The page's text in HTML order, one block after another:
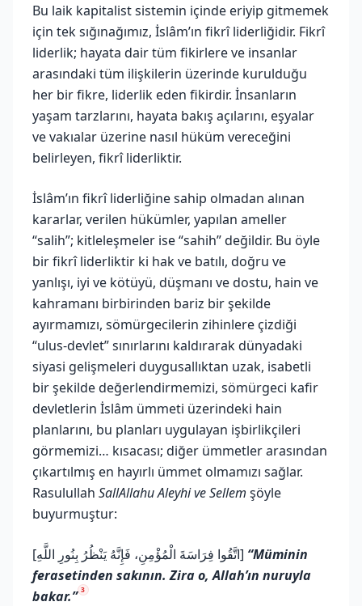
Bu laik kapitalist sistemin içinde eriyip gitmemek
için tek sığınağımız, İslâm’ın fikrî liderliğidir. Fikrî
liderlik; hayata dair tüm fikirlere ve insanlar
arasındaki tüm ilişkilerin üzerinde kurulduğu
her bir fikre, liderlik eden fikirdir. İnsanların
yaşam tarzlarını, hayata bakış açılarını, eşyalar
ve vakıalar üzerine nasıl hüküm vereceğini
belirleyen, fikrî liderliktir.
İslâm’ın fikrî liderliğine sahip olmadan alınan
kararlar, verilen hükümler, yapılan ameller
“salih”; kitleleşmeler ise “sahih” değildir. Bu öyle
bir fikrî liderliktir ki hak ve batılı, doğru ve
yanlışı, iyi ve kötüyü, düşmanı ve dostu, hain ve
kahramanı birbirinden bariz bir şekilde
ayırmamızı, sömürgecilerin zihinlere çizdiği
“ulus-devlet” sınırlarını kaldırarak dünyadaki
siyasi gelişmeleri duygusallıktan uzak, isabetli
bir şekilde değerlendirmemizi, sömürgeci kafir
devletlerin İslâm ümmeti üzerindeki hain
planlarını, bu planları uygulayan işbirlikçileri
görmemizi… kısacası; diğer ümmetler arasından
çıkartılmış en hayırlı ümmet olmamızı sağlar.
Rasulullah SallAllahu Aleyhi ve Sellem şöyle
buyurmuştur:
[اتَّقُوا فِرَاسَةَ الْمُؤْمِنِ، فَإِنَّهُ يَنْظُرُ بِنُورِ اللَّهِ] “Müminin
ferasetinden sakının. Zira o, Allah’ın nuruyla
bakar.” 3